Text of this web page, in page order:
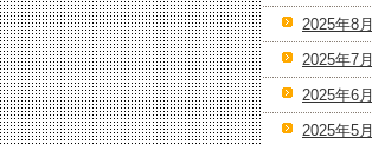
2025年8月
2025年7月
2025年6月
2025年5月